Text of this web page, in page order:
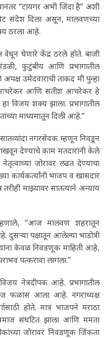
“टायगर अभी जिंदा है” अशी
थेट संदेश दिला असून, मालवणच्या
ठरला आहे.
वेधून घेणारे केंद्र ठरले होते. बाजी
कुटुंबीय आणि प्रभागातील
उमेदवाराची ताकद मी पुन्हा
आचरेकर आणि सतीश आचरेकर हे
विजय शक्य झाला. प्रभागातील
माध्यमातून दिली आहे.”
नगरसेवक म्हणून निवडून
देण्याचे काम मतदारांनी केले
जोरावर लढत देण्याचा
कार्यकर्त्यांनी भाजप व खासदार
माझ्यावर सातत्याने अन्याय
“आज मालवण शहरातून
पक्षातून आलेल्या भाडोत्री
केवळ निवडणूक माहिती आहे,
पत्करावा लागला.”
नेत्रदीपक आहे. प्रभागातील
आज फळास आला आहे. नगराध्यक्ष
होते. मात्र भाजपने मराठा
संघटित झाला आणि ममता
जोरावर निवडणूक जिंकता